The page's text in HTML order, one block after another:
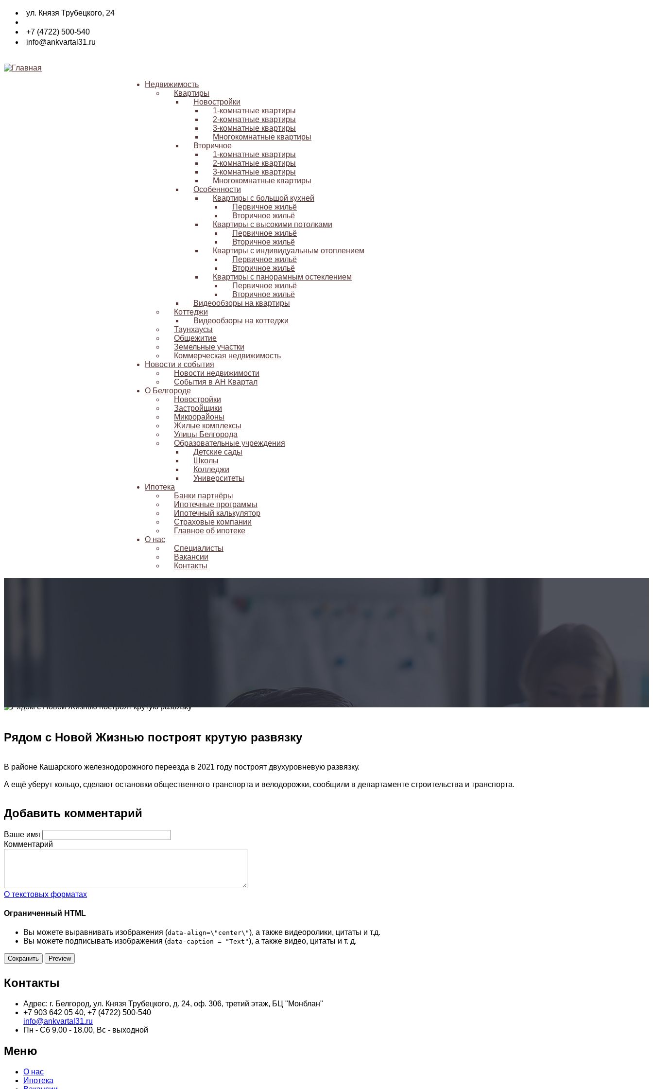
Перейти
основному
содержанию
ул. Князя Трубецкого, 24
+7 (4722) 500-540
info@ankvartal31.ru
Основная
Недвижимость
Квартиры
Новостройки
1-комнатные квартиры
2-комнатные квартиры
3-комнатные квартиры
Многокомнатные квартиры
Вторичное
1-комнатные квартиры
2-комнатные квартиры
3-комнатные квартиры
Многокомнатные квартиры
Особенности
Квартиры с большой кухней
Первичное жильё
Вторичное жильё
Квартиры с высокими потолками
Первичное жильё
Вторичное жильё
Квартиры с индивидуальным отоплением
Первичное жильё
Вторичное жильё
Квартиры с панорамным остеклением
Первичное жильё
Вторичное жильё
Видеообзоры на квартиры
Коттеджи
Видеообзоры на коттеджи
Таунхаусы
Общежитие
Земельные участки
Коммерческая недвижимость
Новости и события
Новости недвижимости
События в АН Квартал
О Белгороде
Новостройки
Застройщики
Микрорайоны
Жилые комплексы
Улицы Белгорода
Образовательные учреждения
Детские сады
Школы
Колледжи
Университеты
Ипотека
Банки партнёры
Ипотечные программы
Ипотечный калькулятор
Страховые компании
Главное об ипотеке
О нас
Специалисты
Вакансии
Контакты
Рядом с Новой Жизнью построят крутую развязку
В районе Кашарского железнодорожного переезда в 2021 году построят двухуровневую развязку.
А ещё уберут кольцо, сделают остановки общественного транспорта и велодорожки, сообщили в департаменте строительства и транспорта.
Добавить комментарий
Ваше имя
Комментарий
О текстовых форматах
Ограниченный HTML
Вы можете выравнивать изображения (data-align=\"center\"), а также видеоролики, цитаты и т.д.
Вы можете подписывать изображения (data-caption = "Text"), а также видео, цитаты и т. д.
Контакты
Адрес: г. Белгород, ул. Князя Трубецкого, д. 24, оф. 306, третий этаж, БЦ "Монблан"
+7 903 642 05 40, +7 (4722) 500-540
info@ankvartal31.ru
Пн - Сб 9.00 - 18.00, Вс - выходной
Меню
О нас
Ипотека